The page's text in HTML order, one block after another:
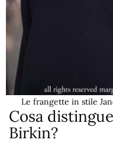
Le frangette in stile
Cosa
Birkin?